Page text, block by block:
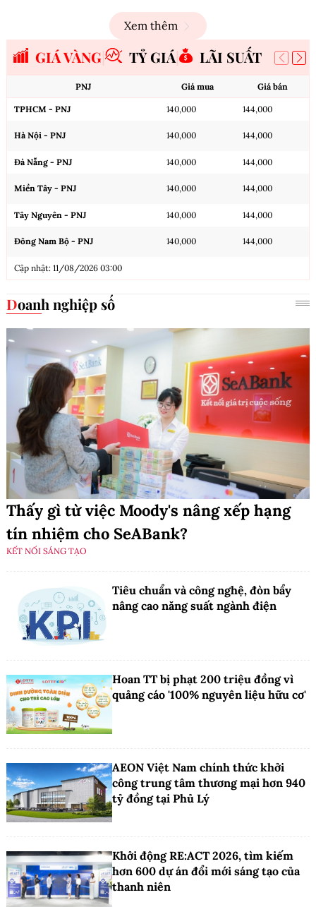
Xem thêm
GIÁ VÀNG TỶ GIÁ LÃI SUẤT
PNJ Giá mua Giá bán
TPHCM - PNJ 140,000 144,000
Hà Nội - PNJ 140,000 144,000
Đà Nẵng - PNJ 140,000 144,000
Miền Tây - PNJ 140,000 144,000
Tây Nguyên - PNJ 140,000 144,000
Đông Nam Bộ - PNJ 140,000 144,000
Cập nhật: 11/08/2026 03:00
Doanh nghiệp số
Thấy gì từ việc Moody's nâng xếp hạng
tín nhiệm cho SeABank?
KẾT NỐI SÁNG TẠO
Tiêu chuẩn và công nghệ, đòn bẩy
nâng cao năng suất ngành điện
Hoan TT bị phạt 200 triệu đồng vì
quảng cáo '100% nguyên liệu hữu cơ'
AEON Việt Nam chính thức khởi
công trung tâm thương mại hơn 940
tỷ đồng tại Phủ Lý
Khởi động RE:ACT 2026, tìm kiếm
hơn 600 dự án đổi mới sáng tạo của
thanh niên